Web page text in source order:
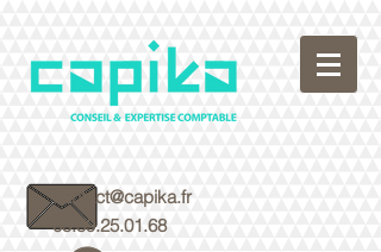
contact@capika.fr
05.59.25.01.68